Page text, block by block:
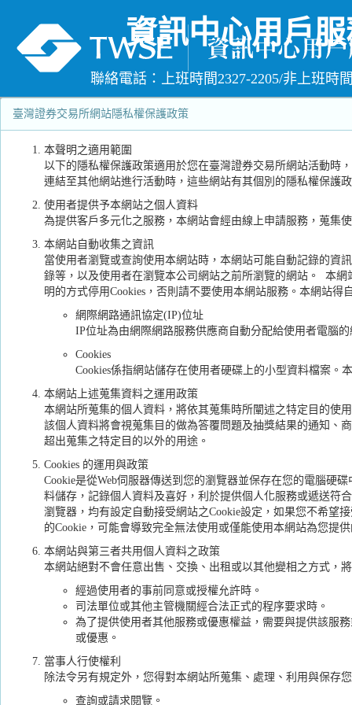
資訊中心用戶
聯絡電話：上班時間2327-2205/非上班時
臺灣證券交易所網站隱私權保護政策
本聲明之適用範圍
以下的隱私權保護政策適用於您在臺灣證券交易所網站活動時
連結至其他網站進行活動時，這些網站有其個別的隱私權保護
使用者提供予本網站之個人資料
為提供客戶多元化之服務，本網站會經由線上申請服務，蒐集
本網站自動收集之資訊
當使用者瀏覽或查詢使用本網站時，本網站可能自動記錄的資
錄等，以及使用者在瀏覽本公司網站之前所瀏覽的網站。 本網
明的方式停用Cookies，否則請不要使用本網站服務。本網站
網際網路通訊協定(IP)位址
IP位址為由網際網路服務供應商自動分配給使用者電腦
Cookies
Cookies係指網站儲存在使用者硬碟上的小型資料檔案。
本網站上述蒐集資料之運用政策
本網站所蒐集的個人資料，將依其蒐集時所闡述之特定目的使
該個人資料將會視蒐集目的做為答覆問題及抽獎結果的通知、
超出蒐集之特定目的以外的用途。
Cookies 的運用與政策
Cookie是從Web伺服器傳送到您的瀏覽器並保存在您的電腦硬
料儲存，記錄個人資料及喜好，利於提供個人化服務或遞送符
瀏覽器，均有設定自動接受網站之Cookie設定，如果您不希望
的Cookie，可能會導致完全無法使用或僅能使用本網站為您提
本網站與第三者共用個人資料之政策
本網站絕對不會任意出售、交換、出租或以其他變相之方式，
經過使用者的事前同意或授權允許時。
司法單位或其他主管機關經合法正式的程序要求時。
為了提供使用者其他服務或優惠權益，需要與提供該服
或優惠。
當事人行使權利
除法令另有規定外，您得對本網站所蒐集、處理、利用與保存
查詢或請求閱覽。